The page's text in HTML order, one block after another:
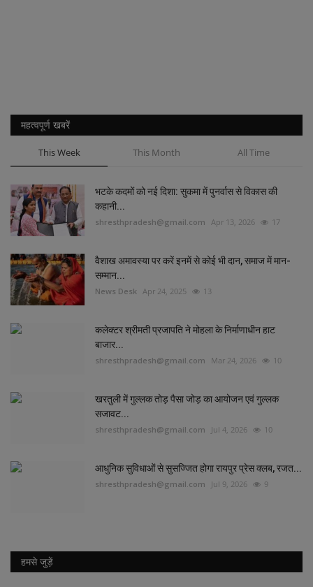
महत्वपूर्ण खबरें
This Week This Month All Time
भटके कदमों को नई दिशा: सुकमा में पुनर्वास से विकास की
कहानी...
shresthpradesh@gmail.com Apr 13, 2026 17
वैशाख अमावस्या पर करें इनमें से कोई भी दान, समाज में मान-
सम्मान...
News Desk Apr 24, 2025 13
कलेक्टर श्रीमती प्रजापति ने मोहला के निर्माणाधीन हाट
बाजार...
shresthpradesh@gmail.com Mar 24, 2026 10
खरतुली में गुल्लक तोड़ पैसा जोड़ का आयोजन एवं गुल्लक
सजावट...
shresthpradesh@gmail.com Jul 4, 2026 10
आधुनिक सुविधाओं से सुसज्जित होगा रायपुर प्रेस क्लब, रजत...
shresthpradesh@gmail.com Jul 9, 2026 9
हमसे जुड़ें